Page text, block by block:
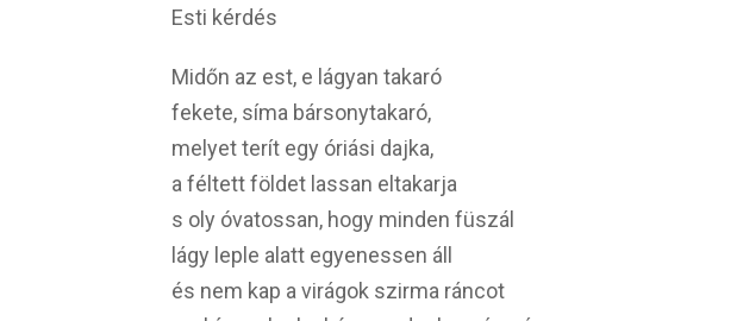
Esti kérdés
Midőn az est, e lágyan takaró
fekete, síma bársonytakaró,
melyet terít egy óriási dajka,
a féltett földet lassan eltakarja
s oly óvatossan, hogy minden füszál
lágy leple alatt egyenessen áll
és nem kap a virágok szirma ráncot